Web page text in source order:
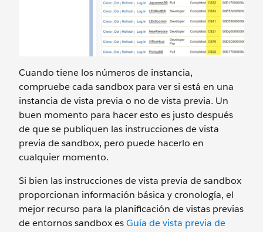
Cuando tiene los números de instancia,
compruebe cada sandbox para ver si está en una
instancia de vista previa o no de vista previa. Un
buen momento para hacer esto es justo después
de que se publiquen las instrucciones de vista
previa de sandbox, pero puede hacerlo en
cualquier momento.
Si bien las instrucciones de vista previa de sandbox
proporcionan información básica y cronología, el
mejor recurso para la planificación de vistas previas
de entornos sandbox esGuía de vista previa de